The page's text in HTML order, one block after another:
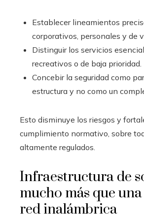
Establecer lineamientos
corporativos, personales y de
Distinguir los servicios
recreativos o de baja prioridad.
Concebir la seguridad como
estructura y no como un
Esto disminuye los riesgos y
cumplimiento normativo, sobre
altamente regulados.
Infraestructura de
mucho más que
red inalámbrica